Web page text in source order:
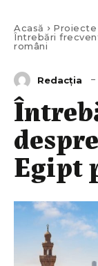
Acasă Proiecte
Întrebări
români
Redacția
Egipt